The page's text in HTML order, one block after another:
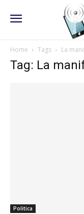
Home Tags La
Tag: La
Politica